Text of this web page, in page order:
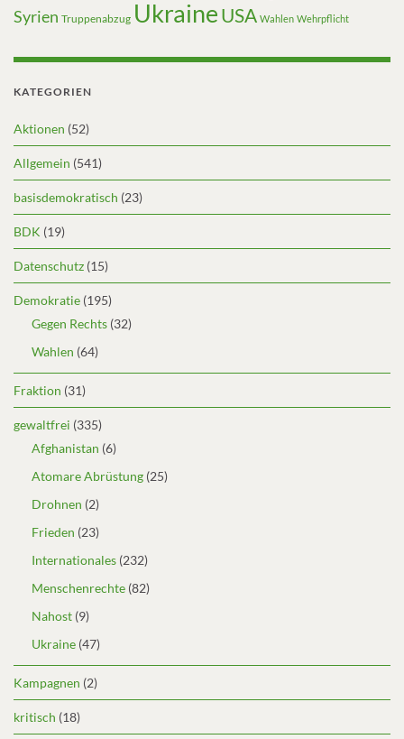
Syrien Truppenabzug UkraineUSA Wahlen Wehrpflicht
KATEGORIEN
Aktionen (52)
Allgemein (541)
basisdemokratisch (23)
BDK (19)
Datenschutz (15)
Demokratie (195)
Gegen Rechts (32)
Wahlen (64)
Fraktion (31)
gewaltfrei (335)
Afghanistan (6)
Atomare Abrüstung (25)
Drohnen (2)
Frieden (23)
Internationales (232)
Menschenrechte (82)
Nahost (9)
Ukraine (47)
Kampagnen (2)
kritisch (18)